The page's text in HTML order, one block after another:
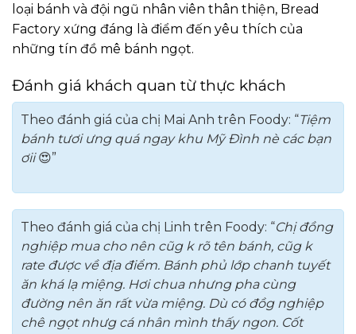
loại bánh và đội ngũ nhân viên thân thiện, Bread
Factory xứng đáng là điểm đến yêu thích của
những tín đồ mê bánh ngọt.
Đánh giá khách quan từ thực khách
Theo đánh giá của chị Mai Anh trên Foody: “Tiệm
bánh tươi ưng quá ngay khu Mỹ Đình nè các bạn
ơii😍”
Theo đánh giá của chị Linh trên Foody: “Chị đồng
nghiệp mua cho nên cũg k rõ tên bánh, cũg k
rate được về địa điểm. Bánh phủ lớp chanh tuyết
ăn khá lạ miệng. Hơi chua nhưng pha cùng
đường nên ăn rất vừa miệng. Dù có đồg nghiệp
chê ngọt nhưg cá nhân mình thấy ngon. Cốt